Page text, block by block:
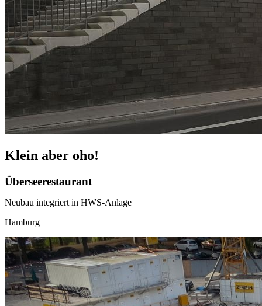
Klein aber oho!
Überseerestaurant
Neubau integriert in HWS-Anlage
Hamburg